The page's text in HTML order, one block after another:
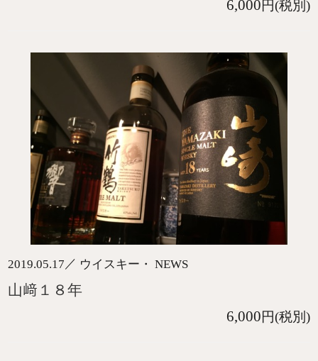
6,000円(税別)
2019.05.17 ／ ウイスキー・ NEWS
山﨑１８年
6,000円(税別)